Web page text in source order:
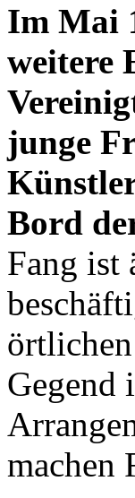
Im Mai
weitere
junge
Bord
Fang ist
Gegend
machen